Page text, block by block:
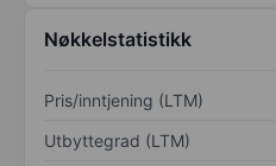
Nøkkelstatistikk
Pris/inntjening (LTM)
Utbyttegrad (LTM)